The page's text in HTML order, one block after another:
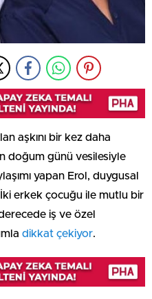
aşkını bir kez daha
doğum günü vesilesiyle
yapan Erol, duygusal
erkek çocuğu ile mutlu bir
iş ve özel
dikkat çekiyor.